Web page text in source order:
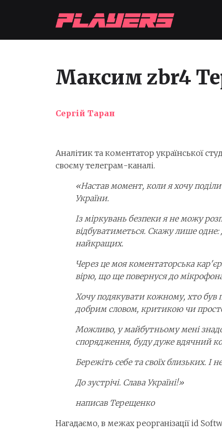
Максим zbr4
Сергій Таран
Аналітик та коментатор української
своєму телеграм-каналі.
«Настав момент, коли я хочу
України.
Із міркувань безпеки я не можу
відбуватиметься. Скажу лише одне:
найкращих.
Через це моя коментаторська
вірю, що ще повернуся до
Хочу подякувати кожному, хто був
добрим словом, критикою чи
Можливо, у майбутньому мені
спорядження, буду дуже вдячний
Бережіть себе та своїх близьких.
До зустрічі. Слава Україні!»
написав Терещенко
Нагадаємо, в межах реорганізації id